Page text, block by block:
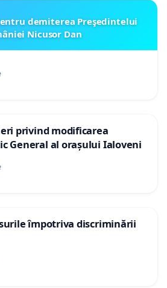
demiterea Preşedintelui
Nicusor Dan
privind modificarea
General al orașului Ialoveni
împotriva discriminării